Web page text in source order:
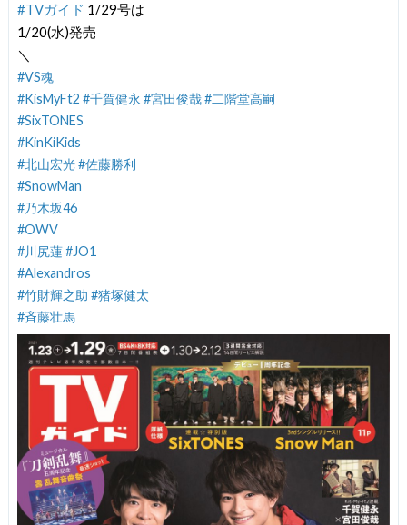
#TVガイド 1/29号は
1/20(水)発売
＼
#VS魂
#KisMyFt2 #千賀健永 #宮田俊哉#二階堂高嗣
#SixTONES
#KinKiKids
#北山宏光#佐藤勝利
#SnowMan
#乃木坂46
#OWV
#川尻蓮#JO1
#Alexandros
#竹財輝之助 #猪塚健太
#斉藤壮馬